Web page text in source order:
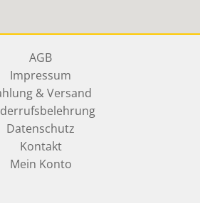
AGB
Impressum
& Versand
Datenschutz
Kontakt
Mein Konto